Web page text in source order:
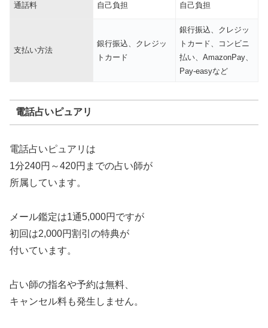
通話料 自己負担 自己負担
支払い方法
銀行振込、クレジッ
トカード
銀行振込、クレジッ
トカード、コンビニ
払い、AmazonPay、
Pay-easyなど
電話占いピュアリ
電話占いピュアリは
1分240円～420円までの占い師が
所属しています。
メール鑑定は1通5,000円ですが
初回は2,000円割引の特典が
付いています。
占い師の指名や予約は無料、
キャンセル料も発生しません。